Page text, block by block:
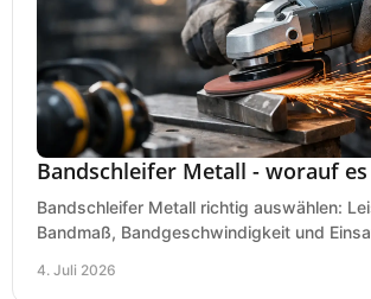
Bandschleifer Metall - worauf
Bandschleifer Metall richtig auswählen:
Bandmaß, Bandgeschwindigkeit und
4. Juli 2026